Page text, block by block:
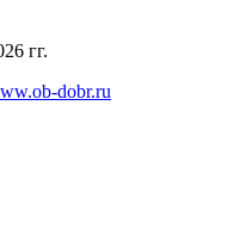
гг.
dobr.ru